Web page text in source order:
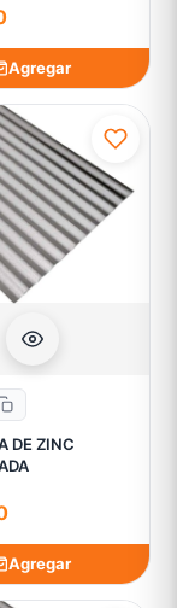
Agregar
DE ZINC
Agregar